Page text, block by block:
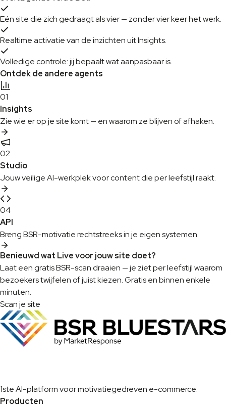
Eén site die zich gedraagt als vier — zonder vier keer het werk.
Realtime activatie van de inzichten uit Insights.
Volledige controle: jij bepaalt wat aanpasbaar is.
Ontdek de andere agents
01
Insights
Zie wie er op je site komt — en waarom ze blijven of afhaken.
02
Studio
Jouw veilige AI-werkplek voor content die per leefstijl raakt.
04
API
Breng BSR-motivatie rechtstreeks in je eigen systemen.
Benieuwd wat Live voor jouw site doet?
Laat een gratis BSR-scan draaien — je ziet per leefstijl waarom
bezoekers twijfelen of juist kiezen. Gratis en binnen enkele
minuten.
Scan je site
1ste AI-platform voor motivatiegedreven e-commerce.
Producten